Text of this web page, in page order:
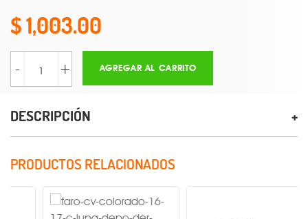
1,003.00
- + AGREGAR AL CARRITO
DESCRIPCIÓN
PRODUCTOS RELACIONADOS